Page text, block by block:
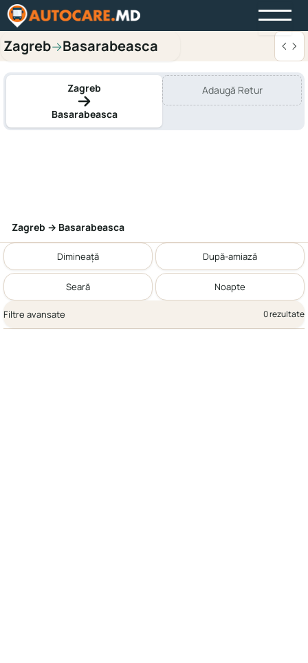
Zagreb→Basarabeasca
Zagreb
Basarabeasca
Adaugă Retur
Zagreb → Basarabeasca
Dimineață După-amiază
Seară Noapte
Filtre avansate 0 rezultate